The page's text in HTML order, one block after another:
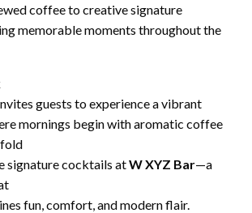
coffee to creative signature
memorable moments throughout the
guests to experience a vibrant
mornings begin with aromatic coffee
signature cocktails atW XYZ Bar—a
fun, comfort, and modern flair.